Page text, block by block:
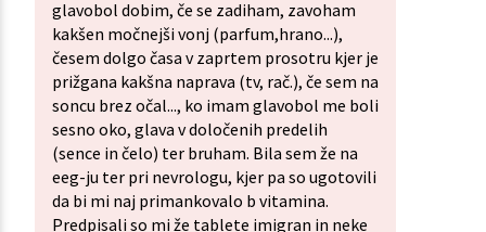
glavobol dobim, če se zadiham, zavoham
kakšen močnejši vonj (parfum,hrano...),
česem dolgo časa v zaprtem prosotru kjer je
prižgana kakšna naprava (tv, rač.), če sem na
soncu brez očal..., ko imam glavobol me boli
sesno oko, glava v določenih predelih
(sence in čelo) ter bruham. Bila sem že na
eeg-ju ter pri nevrologu, kjer pa so ugotovili
da bi mi naj primankovalo b vitamina.
Predpisali so mi že tablete imigran in neke